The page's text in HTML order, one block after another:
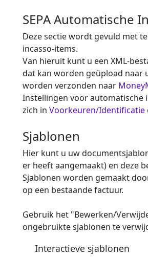
SEPA Automatische
Deze sectie wordt gevuld met
incasso-items.
Van hieruit kunt u een XML-
dat kan worden geüpload naar
worden verzonden naar
Instellingen voor automatische
zich in Voorkeuren/Identificatie
Sjablonen
Hier kunt u uw
er heeft aangemaakt) en deze
Sjablonen worden gemaakt
op een bestaande factuur.
Gebruik het "Bewerken/
ongebruikte sjablonen te
Interactieve sjablonen